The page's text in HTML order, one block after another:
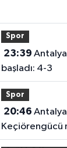
Spor
23:39
başladı: 4-3
Spor
20:46
Keçiörengücü
oldu!